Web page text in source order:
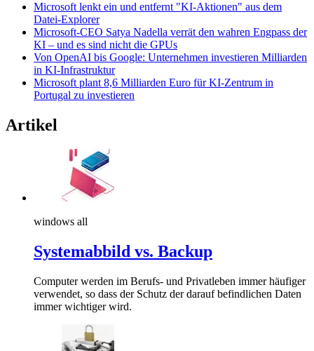
Microsoft lenkt ein und entfernt "KI-Aktionen" aus dem
Datei-Explorer
Microsoft-CEO Satya Nadella verrät den wahren Engpass der
KI – und es sind nicht die GPUs
Von OpenAI bis Google: Unternehmen investieren Milliarden
in KI-Infrastruktur
Microsoft plant 8,6 Milliarden Euro für KI-Zentrum in
Portugal zu investieren
Artikel
windows all
Systemabbild vs. Backup
Computer werden im Berufs- und Privatleben immer häufiger
verwendet, so dass der Schutz der darauf befindlichen Daten
immer wichtiger wird.